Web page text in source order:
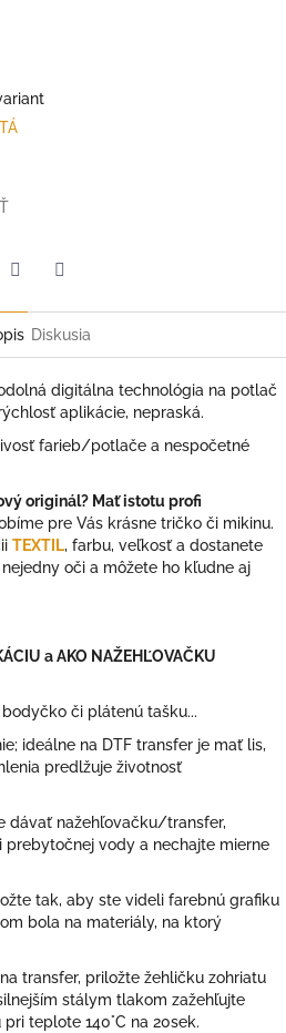
Diskusia
digitálna technológia na potlač
aplikácie, nepraská.
farieb/potlače a nespočetné
originál? Mať istotu profi
pre Vás krásne tričko či mikinu.
TEXTIL, farbu, veľkosť a dostanete
oči a môžete ho kľudne aj
a AKO NAŽEHĽOVAČKU
či plátenú tašku...
ideálne na DTF transfer je mať lis,
predlžuje životnosť
dávať nažehľovačku/transfer,
prebytočnej vody a nechajte mierne
tak, aby ste videli farebnú grafiku
bola na materiály, na ktorý
transfer, priložte žehličku zohriatu
stálym tlakom zažehľujte
teplote 140°C na 20sek.